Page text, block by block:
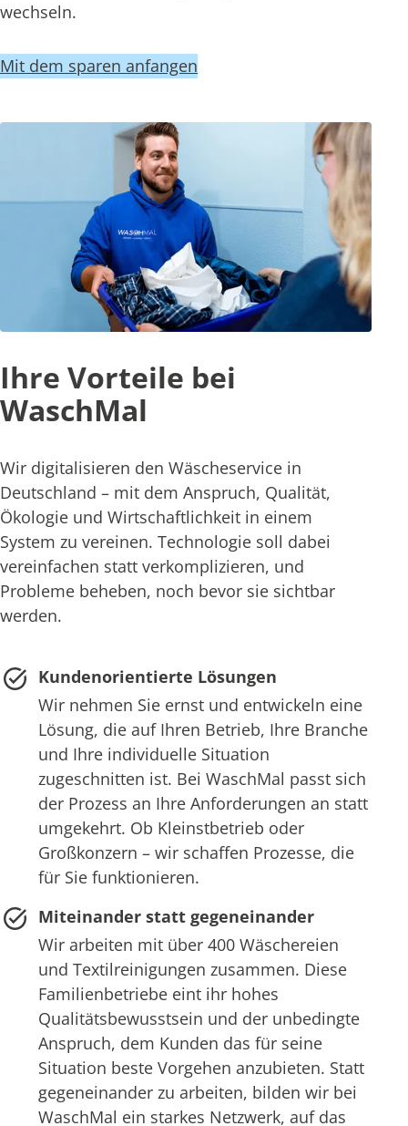
wechseln.
Mit dem sparen anfangen
Ihre Vorteile bei
WaschMal
Wir digitalisieren den Wäscheservice in
Deutschland – mit dem Anspruch, Qualität,
Ökologie und Wirtschaftlichkeit in einem
System zu vereinen. Technologie soll dabei
vereinfachen statt verkomplizieren, und
Probleme beheben, noch bevor sie sichtbar
werden.
Kundenorientierte Lösungen
Wir nehmen Sie ernst und entwickeln eine
Lösung, die auf Ihren Betrieb, Ihre Branche
und Ihre individuelle Situation
zugeschnitten ist. Bei WaschMal passt sich
der Prozess an Ihre Anforderungen an statt
umgekehrt. Ob Kleinstbetrieb oder
Großkonzern – wir schaffen Prozesse, die
für Sie funktionieren.
Miteinander statt gegeneinander
Wir arbeiten mit über 400 Wäschereien
und Textilreinigungen zusammen. Diese
Familienbetriebe eint ihr hohes
Qualitätsbewusstsein und der unbedingte
Anspruch, dem Kunden das für seine
Situation beste Vorgehen anzubieten. Statt
gegeneinander zu arbeiten, bilden wir bei
WaschMal ein starkes Netzwerk, auf das